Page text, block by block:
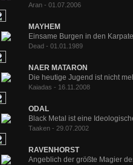
Aran - 01.07.2006
MAYHEM
Einsame Burgen in den
Dead - 01.01.1989
NAER MATARON
Die heutige Jugend ist nicht
Kaiadas - 16.11.2008
ODAL
Black Metal ist eine
Taaken - 29.07.2002
RAVENHORST
Angeblich der größte Magier